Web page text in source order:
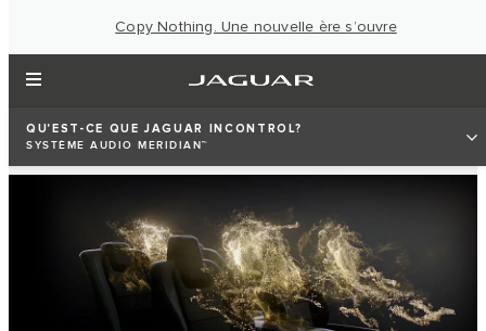
Copy Nothing. Une nouvelle ère s’ouvre
QU'EST-CE QUE JAGUAR INCONTROL?
SYSTÈME AUDIO MERIDIAN™